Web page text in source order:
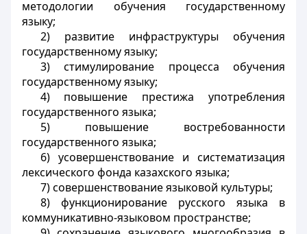
методологии обучения государственному
языку;
2) развитие инфраструктуры обучения
государственному языку;
3) стимулирование процесса обучения
государственному языку;
4) повышение престижа употребления
государственного языка;
5) повышение востребованности
государственного языка;
6) усовершенствование и систематизация
лексического фонда казахского языка;
7) совершенствование языковой культуры;
8) функционирование русского языка в
коммуникативно-языковом пространстве;